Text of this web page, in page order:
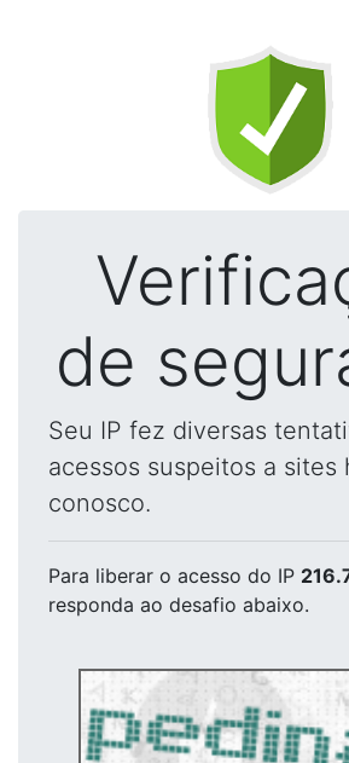
de
Seu IP fez diversas
acessos suspeitos a sites
conosco.
Para liberar o acesso do IP
responda ao desafio abaixo.